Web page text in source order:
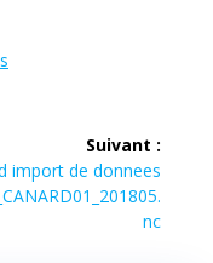
Suivant :
:
import de donnees
nc